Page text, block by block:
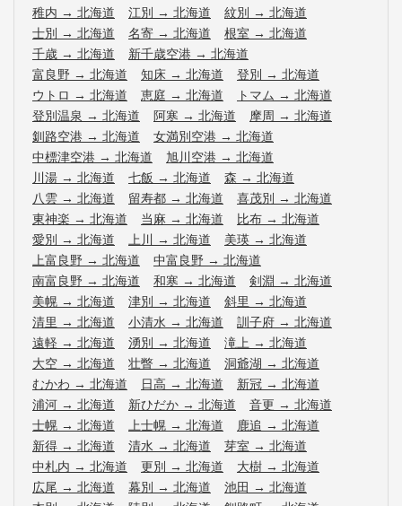
稚内 → 北海道 江別 → 北海道 紋別 → 北海道
士別 → 北海道 名寄 → 北海道 根室 → 北海道
千歳 → 北海道 新千歳空港 → 北海道
富良野 → 北海道 知床 → 北海道 登別 → 北海道
ウトロ → 北海道 恵庭 → 北海道 トマム → 北海道
登別温泉 → 北海道 阿寒 → 北海道 摩周 → 北海道
釧路空港 → 北海道 女満別空港 → 北海道
中標津空港 → 北海道 旭川空港 → 北海道
川湯 → 北海道 七飯 → 北海道 森 → 北海道
八雲 → 北海道 留寿都 → 北海道 喜茂別 → 北海道
東神楽 → 北海道 当麻 → 北海道 比布 → 北海道
愛別 → 北海道 上川 → 北海道 美瑛 → 北海道
上富良野 → 北海道 中富良野 → 北海道
南富良野 → 北海道 和寒 → 北海道 剣淵 → 北海道
美幌 → 北海道 津別 → 北海道 斜里 → 北海道
清里 → 北海道 小清水 → 北海道 訓子府 → 北海道
遠軽 → 北海道 湧別 → 北海道 滝上 → 北海道
大空 → 北海道 壮瞥 → 北海道 洞爺湖 → 北海道
むかわ → 北海道 日高 → 北海道 新冠 → 北海道
浦河 → 北海道 新ひだか → 北海道 音更 → 北海道
士幌 → 北海道 上士幌 → 北海道 鹿追 → 北海道
新得 → 北海道 清水 → 北海道 芽室 → 北海道
中札内 → 北海道 更別 → 北海道 大樹 → 北海道
広尾 → 北海道 幕別 → 北海道 池田 → 北海道